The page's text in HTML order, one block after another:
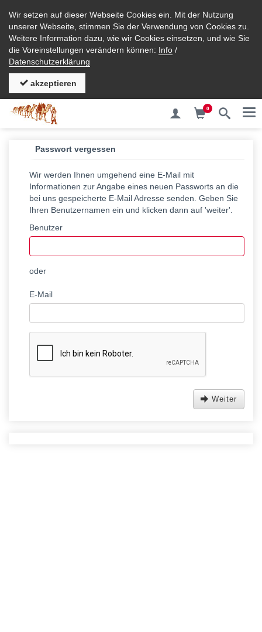
Wir setzen auf dieser Webseite Cookies ein. Mit der Nutzung
unserer Webseite, stimmen Sie der Verwendung von Cookies zu.
Weitere Information dazu, wie wir Cookies einsetzen, und wie Sie
die Voreinstellungen verändern können: Info /
Datenschutzerklärung
akzeptieren
0
Passwort vergessen
Wir werden Ihnen umgehend eine E-Mail mit
Informationen zur Angabe eines neuen Passworts an die
bei uns gespeicherte E-Mail Adresse senden. Geben Sie
Ihren Benutzernamen ein und klicken dann auf 'weiter'.
Benutzer
oder
E-Mail
Weiter